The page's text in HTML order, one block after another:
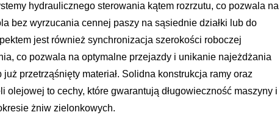
hydraulicznego sterowania kątem rozrzutu, co pozwala na
bez wyrzucania cennej paszy na sąsiednie działki lub do
jest również synchronizacja szerokości roboczej
co pozwala na optymalne przejazdy i unikanie najeżdżania
przetrząśnięty materiał. Solidna konstrukcja ramy oraz
olejowej to cechy, które gwarantują długowieczność maszyny i
żniw zielonkowych.